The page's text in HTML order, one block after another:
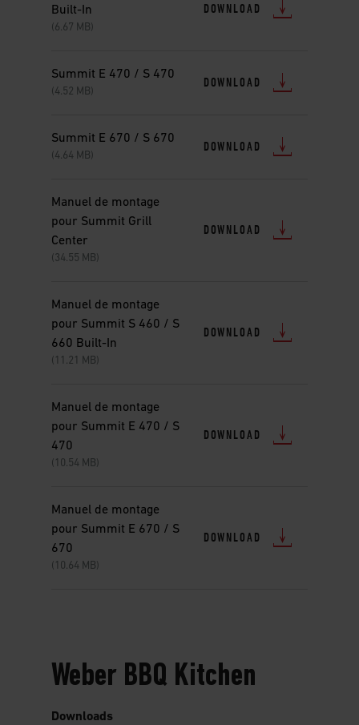
Built-In
(6.67 MB)
DOWNLOAD
Summit E 470 / S 470
(4.52 MB)
DOWNLOAD
Summit E 670 / S 670
(4.64 MB)
DOWNLOAD
Manuel de montage
pour Summit Grill
Center
(34.55 MB)
DOWNLOAD
Manuel de montage
pour Summit S 460 / S
660 Built-In
(11.21 MB)
DOWNLOAD
Manuel de montage
pour Summit E 470 / S
470
(10.54 MB)
DOWNLOAD
Manuel de montage
pour Summit E 670 / S
670
(10.64 MB)
DOWNLOAD
Weber BBQ Kitchen
Downloads